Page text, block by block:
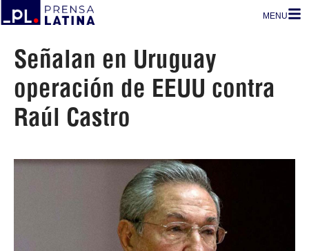
MENU
Señalan en Uruguay
operación de EEUU contra
Raúl Castro